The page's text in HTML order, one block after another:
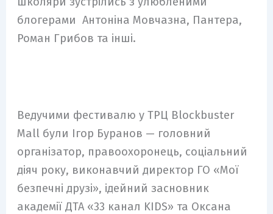
блогерами Антоніна Мовчазна, Пантера,
Роман Грибов та інші.
Ведучими фестивалю у ТРЦ Blockbuster
Mall були Ігор Буранов — головний
організатор, правоохоронець, соціальний
діяч року, виконавчий директор ГО «Мої
безпечні друзі», ідейний засновник
академії ДТА «33 канал KIDS» та Оксана